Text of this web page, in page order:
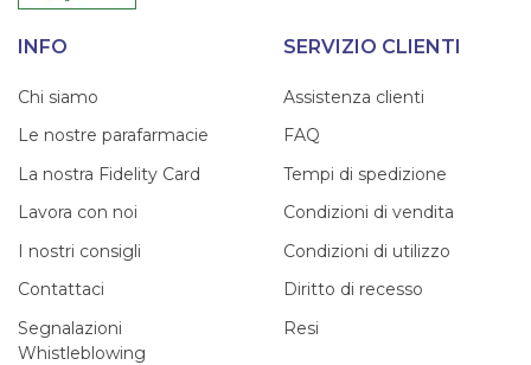
INFO
Chi siamo
Le nostre parafarmacie
La nostra Fidelity Card
Lavora con noi
I nostri consigli
Contattaci
Segnalazioni
Whistleblowing
SERVIZIO CLIENTI
Assistenza clienti
FAQ
Tempi di spedizione
Condizioni di vendita
Condizioni di utilizzo
Diritto di recesso
Resi